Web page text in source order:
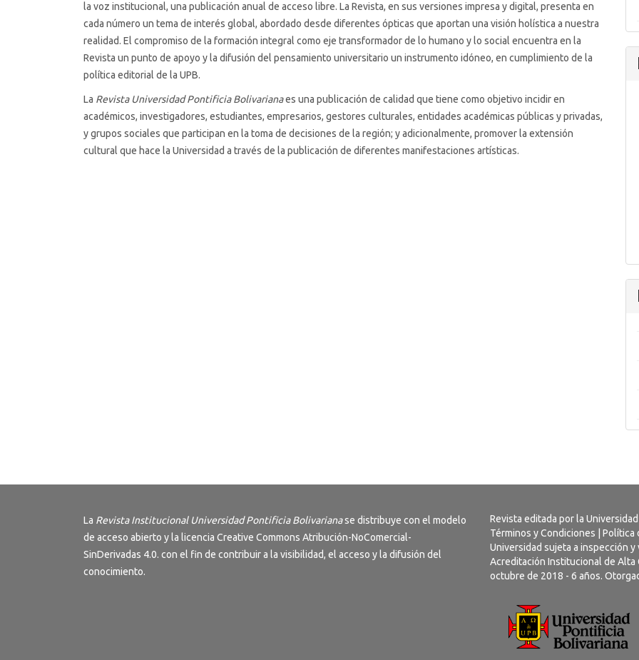
la voz institucional, una publicación anual de acceso libre. La Revista, en sus versiones impresa y digital, presenta en
cada número un tema de interés global, abordado desde diferentes ópticas que aportan una visión holística a nuestra
realidad. El compromiso de la formación integral como eje transformador de lo humano y lo social encuentra en la
Revista un punto de apoyo y la difusión del pensamiento universitario un instrumento idóneo, en cumplimiento de la
política editorial de la UPB.
La Revista Universidad Pontificia Bolivarianaes una publicación de calidad que tiene como objetivo incidir en
académicos, investigadores, estudiantes, empresarios, gestores culturales, entidades académicas públicas y privadas,
y grupos sociales que participan en la toma de decisiones de la región; y adicionalmente, promover la extensión
cultural que hace la Universidad a través de la publicación de diferentes manifestaciones artísticas.
La Revista Institucional Universidad Pontificia Bolivarianase distribuye con el modelo
de acceso abierto y la licencia Creative Commons Atribución-NoComercial-
SinDerivadas 4.0. con el fin de contribuir a la visibilidad, el acceso y la difusión del
conocimiento.
Revista editada por la
Términos y Condiciones
Política
Universidad sujeta a inspección
Acreditación Institucional de Alta
octubre de 2018 - 6 años.